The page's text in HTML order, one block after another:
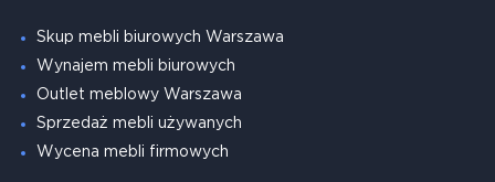
Skup mebli biurowych Warszawa
Wynajem mebli biurowych
Outlet meblowy Warszawa
Sprzedaż mebli używanych
Wycena mebli firmowych